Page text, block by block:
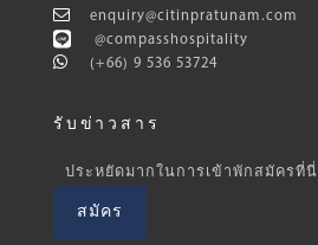
enquiry@citinpratunam.com
@compasshospitality
(+66) 9 536 53724
รับข่าวสาร
ประหยัดมากในการเข้าพักสมัครที่นี่
สมัคร